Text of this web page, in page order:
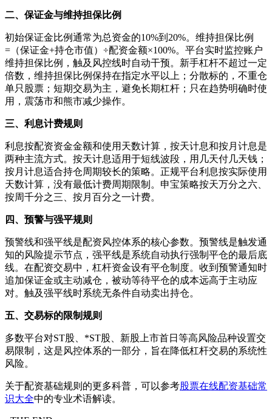
二、保证金与维持担保比例
初始保证金比例通常为总资金的10%到20%。维持担保比例
=（保证金+持仓市值）÷配资金额×100%。平台实时监控账户
维持担保比例，触及风控线时自动干预。新手杠杆不超过一定
倍数，维持担保比例保持在指定水平以上；分散标的，不重仓
单只股票；短期交易为主，避免长期杠杆；只在趋势明确时使
用，震荡市和熊市减少操作。
三、利息计费规则
利息按配资资金金额和使用天数计算，按天计息和按月计息是
两种主流方式。按天计息适用于短线波段，用几天付几天钱；
按月计息适合持仓周期较长的策略。正规平台利息按实际使用
天数计算，没有最低计费周期限制。申宝策略按天万分之六、
按周千分之三、按月百分之一计费。
四、预警与强平规则
预警线和强平线是配资风控体系的核心参数。预警线是触发通
知的风险提示节点，强平线是系统自动执行强制平仓的最后底
线。在配资交易中，杠杆资金设有平仓制度。收到预警通知时
追加保证金或主动减仓，被动等待平仓的成本远高于主动应
对。触及强平线时系统无条件自动卖出持仓。
五、交易标的限制规则
多数平台对ST股、*ST股、新股上市首日等高风险品种设置交
易限制，这是风控体系的一部分，旨在降低杠杆交易的系统性
风险。
关于配资基础规则的更多科普，可以参考股票在线配资基础常
识大全中的专业术语解读。